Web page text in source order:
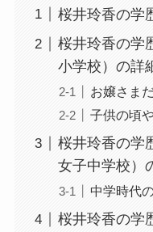
桜井玲香の学
桜井玲香の学
小学校）の詳
お嬢さま
子供の頃
桜井玲香の学
女子中学校）
中学時代
桜井玲香の学